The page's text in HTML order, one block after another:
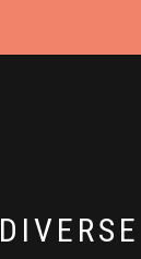
DIVERSE